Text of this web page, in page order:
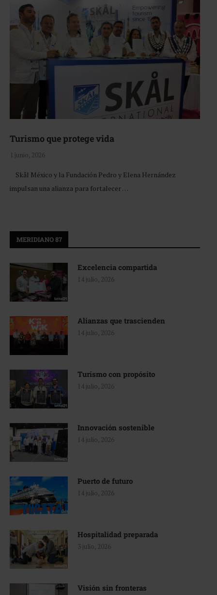
Turismo que protege vida
1 junio, 2026
Skål México y la Fundación Pedro y Elena Hernández
impulsan una alianza para fortalecer …
MERIDIANO 87
Excelencia compartida
14 julio, 2026
Alianzas que trascienden
14 julio, 2026
Turismo con propósito
14 julio, 2026
Innovación sostenible
14 julio, 2026
Puerto de futuro
14 julio, 2026
Hospitalidad preparada
3 julio, 2026
Visión sin fronteras